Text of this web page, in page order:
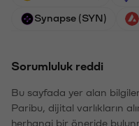
Synapse (SYN)
Sorumluluk reddi
Bu sayfada yer alan
Paribu, dijital varlıkların
herhangi bir öneride